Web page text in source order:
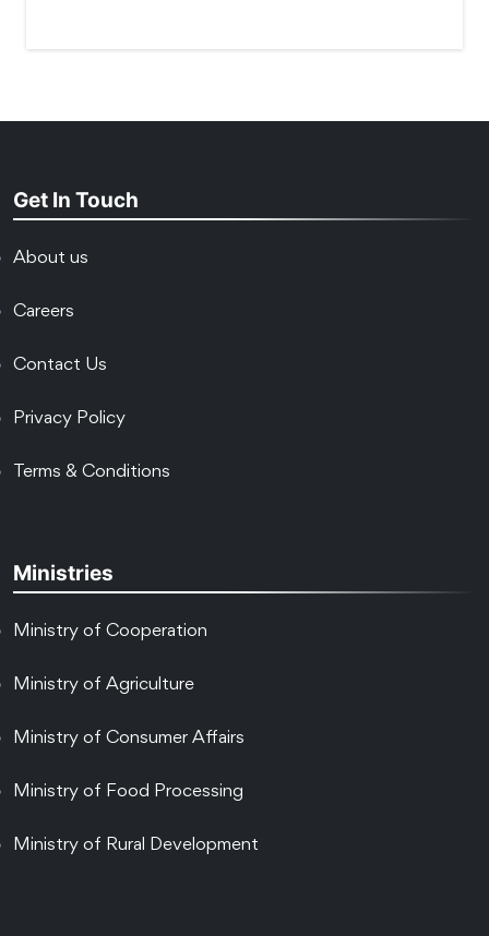
Get In Touch
About us
Careers
Contact Us
Privacy Policy
Terms & Conditions
Ministries
Ministry of Cooperation
Ministry of Agriculture
Ministry of Consumer Affairs
Ministry of Food Processing
Ministry of Rural Development